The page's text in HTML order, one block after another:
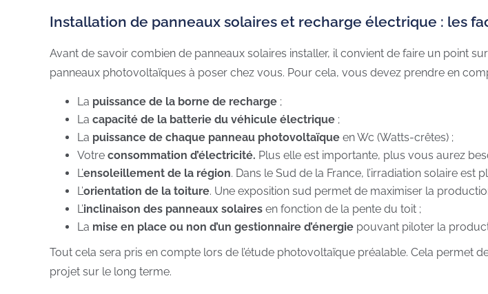
Installation de panneaux solaires et recharge électrique : les
Avant de savoir combien de panneaux solaires installer, il convient de faire un point
panneaux photovoltaïques à poser chez vous. Pour cela, vous devez prendre en
La puissance de la borne de recharge ;
La capacité de la batterie du véhicule électrique ;
La puissance de chaque panneau photovoltaïque en Wc (Watts-crêtes) ;
Votre consommation d’électricité. Plus elle est importante, plus vous aurez
L’ensoleillement de la région. Dans le Sud de la France, l’irradiation solaire est
L’orientation de la toiture. Une exposition sud permet de maximiser la
L’inclinaison des panneaux solaires en fonction de la pente du toit ;
La mise en place ou non d’un gestionnaire d’énergie pouvant piloter la
Tout cela sera pris en compte lors de l’étude photovoltaïque préalable. Cela permet
projet sur le long terme.